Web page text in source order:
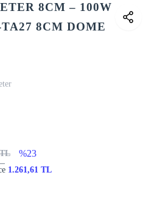
8CM – 100W
8CM DOME
%23
1.261,61 TL